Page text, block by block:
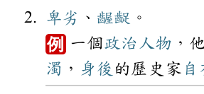
卑劣 、 齷齪 。
例 一個 政治 人物 ，
濁 ， 身後 的歷史家 自